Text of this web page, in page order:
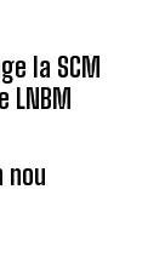
la SCM
LNBM
nou